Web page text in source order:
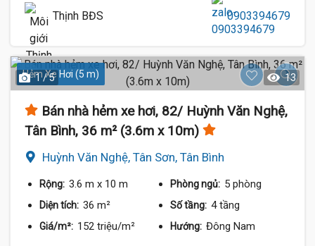
Thịnh BĐS 0903394679
Hẻm Xe Hơi (5 m)
1 / 5 13
Bán nhà hẻm xe hơi, 82/ Huỳnh Văn Nghệ,
Tân Bình, 36 m² (3.6m x 10m)
Huỳnh Văn Nghệ, Tân Sơn, Tân Bình
Rộng: 3.6 m x 10 m Phòng ngủ: 5 phòng
Diện tích: 36 m² Số tầng: 4 tầng
Giá/m²: 152 triệu/m² Hướng: Đông Nam